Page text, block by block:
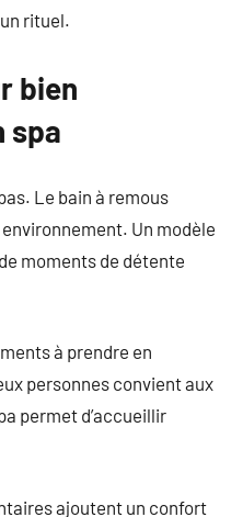
rituel.
bien
spa
Le bain à remous
Un modèle
moments de détente
à prendre en
personnes convient aux
permet d’accueillir
ajoutent un confort